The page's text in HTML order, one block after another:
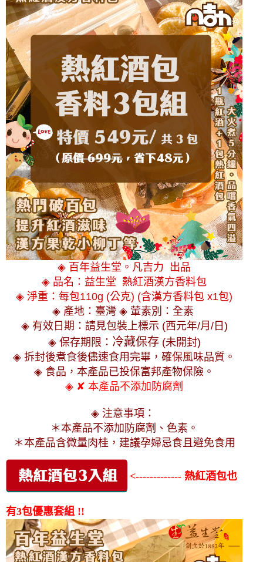
◈ 百年益生堂。凡吉力 出品
◈ 品名：益生堂 熱紅酒漢方香料包
◈ 淨重：每包110g (公克) (含漢方香料包 x1包)
◈ 產地：臺灣 ◈ 葷素別：全素
◈ 有效日期：請見包裝上標示 (西元年/月/日)
◈ 保存期限： 冷藏保存(未開封)
◈ 拆封後煮食後儘速食用完畢，確保風味品質。
◈ 食品，本產品已投保富邦產物保險。
◈ ✘ 本產品不添加防腐劑
◈ 注意事項：
＊本產品不添加防腐劑、色素 。
＊本產品含微量肉桂，建議孕婦忌食且避免食用
<------------- 熱紅酒包也
有3包優惠套組 !!